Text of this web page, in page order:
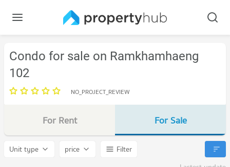
Condo for sale on Ramkhamhaeng
102
NO_PROJECT_REVIEW
For Rent For Sale
Unit type price
Filter